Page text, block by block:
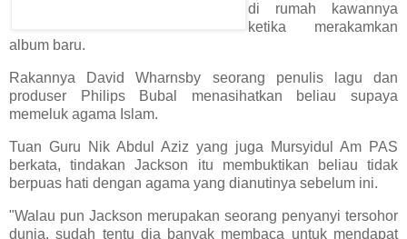
di rumah kawannya
ketika merakamkan
album baru.
Rakannya David Wharnsby seorang penulis lagu dan
produser Philips Bubal menasihatkan beliau supaya
memeluk agama Islam.
Tuan Guru Nik Abdul Aziz yang juga Mursyidul Am PAS
berkata, tindakan Jackson itu membuktikan beliau tidak
berpuas hati dengan agama yang dianutinya sebelum ini.
"Walau pun Jackson merupakan seorang penyanyi tersohor
dunia, sudah tentu dia banyak membaca untuk mendapat